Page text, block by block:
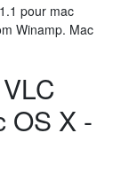
pour mac
Winamp. Mac
OS X -